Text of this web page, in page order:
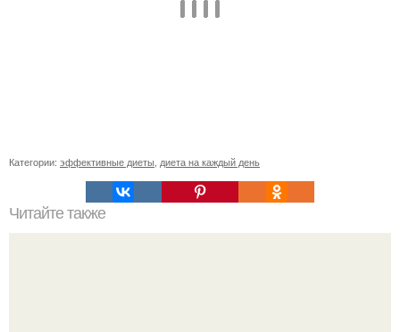
Категории: эффективные диеты диета на каждый день
Читайте также